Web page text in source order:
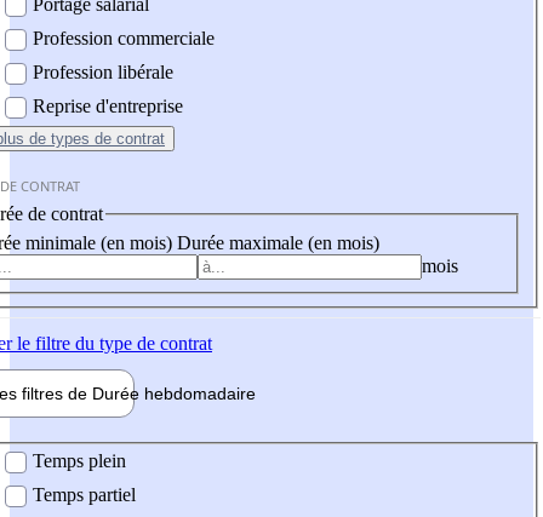
Portage salarial
Profession commerciale
Profession libérale
Reprise d'entreprise
de types de contrat
CONTRAT
de contrat
minimale (en mois) Durée maximale (en mois)
mois
le filtre du type de contrat
filtres de Durée hebdomadaire
Temps plein
Temps partiel